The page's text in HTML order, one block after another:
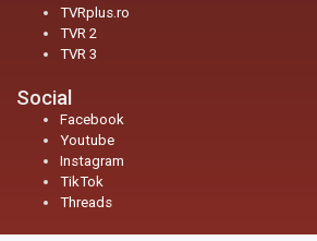
TVRplus.ro
TVR 2
TVR 3
Social
Facebook
Youtube
Instagram
TikTok
Threads